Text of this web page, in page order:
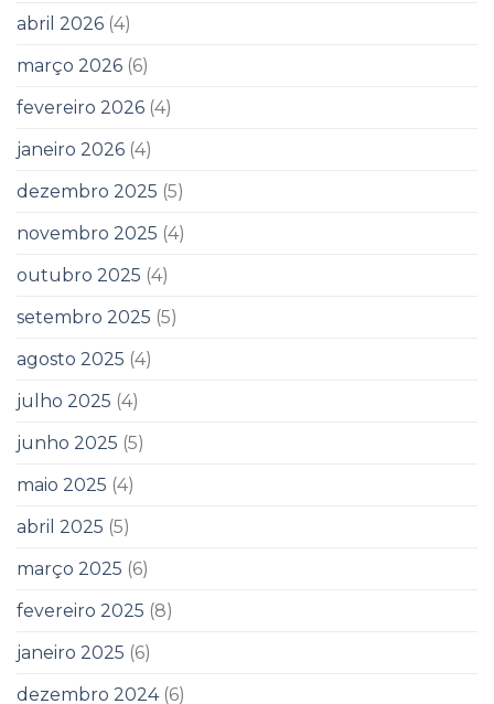
abril 2026 (4)
março 2026 (6)
fevereiro 2026 (4)
janeiro 2026 (4)
dezembro 2025 (5)
novembro 2025 (4)
outubro 2025 (4)
setembro 2025 (5)
agosto 2025 (4)
julho 2025 (4)
junho 2025 (5)
maio 2025 (4)
abril 2025 (5)
março 2025 (6)
fevereiro 2025 (8)
janeiro 2025 (6)
dezembro 2024(6)